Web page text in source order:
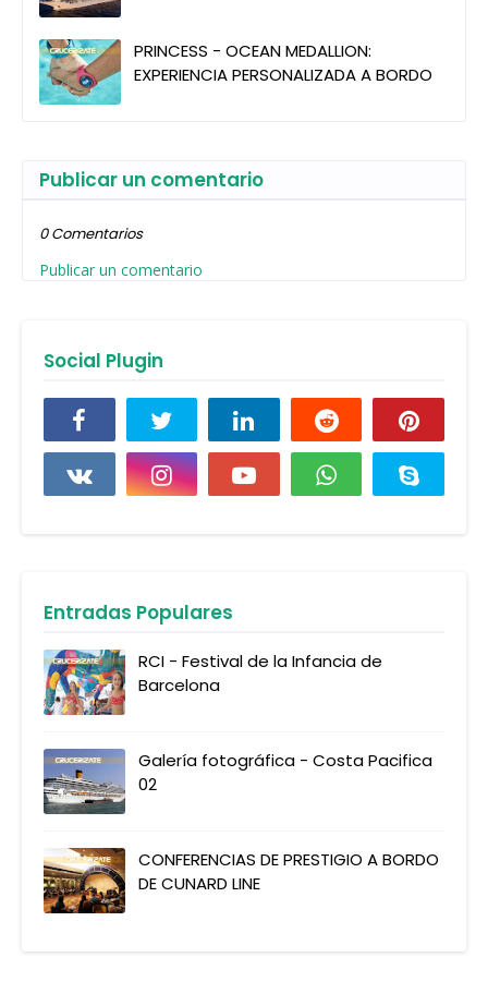
PRINCESS - OCEAN MEDALLION:
EXPERIENCIA PERSONALIZADA A BORDO
Publicar un comentario
0 Comentarios
Publicar un comentario
Social Plugin
Entradas Populares
RCI - Festival de la Infancia de
Barcelona
Galería fotográfica - Costa Pacifica
02
CONFERENCIAS DE PRESTIGIO A BORDO
DE CUNARD LINE